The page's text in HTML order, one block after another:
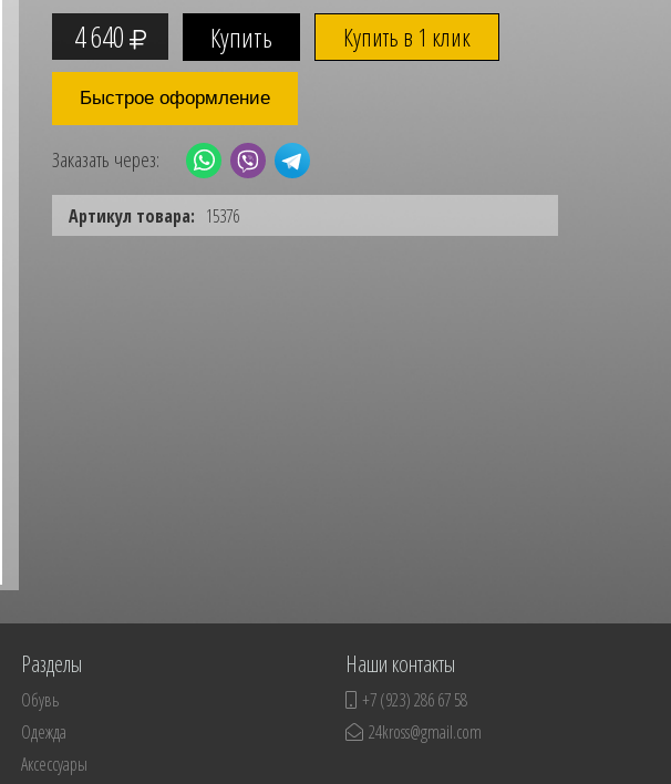
4 640 Купить в 1 клик
Быстрое оформление
Заказать через:
Артикул товара: 15376
Разделы
Обувь
Одежда
Аксессуары
Наши контакты
+7 (923) 286 67 58
24kross@gmail.com